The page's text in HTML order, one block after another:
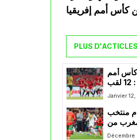
PLUS D'ACTICLES
أمم
أفريقيا 2025 : 12 لقب
على
Janvier
منتخب
من
إلى الدور